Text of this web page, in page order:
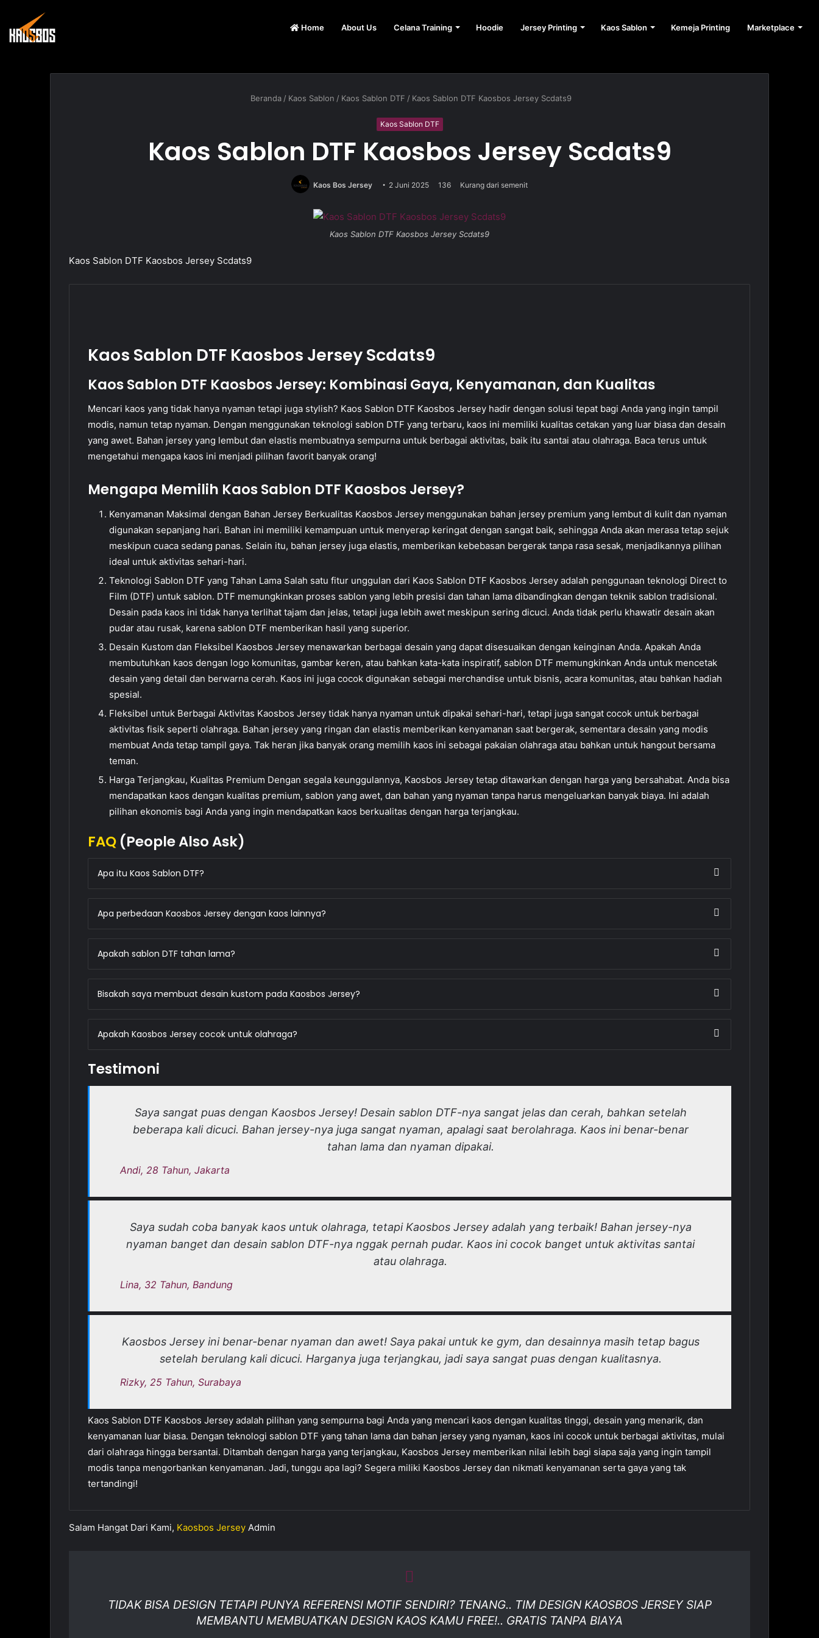
Home About Us Celana Training Hoodie Jersey Printing Kaos Sablon Kemeja Printing Marketplace
Beranda / Kaos Sablon / Kaos Sablon DTF / Kaos Sablon DTF Kaosbos Jersey Scdats9
Kaos Sablon DTF
Kaos Sablon DTF Kaosbos Jersey Scdats9
Kaos Bos Jersey 2 Juni 2025 136 Kurang dari semenit
Kaos Sablon DTF Kaosbos Jersey Scdats9
Kaos Sablon DTF Kaosbos Jersey Scdats9
Kaos Sablon DTF Kaosbos Jersey Scdats9
Kaos Sablon DTF Kaosbos Jersey: Kombinasi Gaya, Kenyamanan, dan Kualitas
Mencari kaos yang tidak hanya nyaman tetapi juga stylish? Kaos Sablon DTF Kaosbos Jersey hadir dengan solusi tepat bagi Anda yang ingin tampil
modis, namun tetap nyaman. Dengan menggunakan teknologi sablon DTF yang terbaru, kaos ini memiliki kualitas cetakan yang luar biasa dan desain
yang awet. Bahan jersey yang lembut dan elastis membuatnya sempurna untuk berbagai aktivitas, baik itu santai atau olahraga. Baca terus untuk
mengetahui mengapa kaos ini menjadi pilihan favorit banyak orang!
Mengapa Memilih Kaos Sablon DTF Kaosbos Jersey?
Kenyamanan Maksimal dengan Bahan Jersey Berkualitas Kaosbos Jersey menggunakan bahan jersey premium yang lembut di kulit dan nyaman
digunakan sepanjang hari. Bahan ini memiliki kemampuan untuk menyerap keringat dengan sangat baik, sehingga Anda akan merasa tetap sejuk
meskipun cuaca sedang panas. Selain itu, bahan jersey juga elastis, memberikan kebebasan bergerak tanpa rasa sesak, menjadikannya pilihan
ideal untuk aktivitas sehari-hari.
Teknologi Sablon DTF yang Tahan Lama Salah satu fitur unggulan dari Kaos Sablon DTF Kaosbos Jersey adalah penggunaan teknologi Direct to
Film (DTF) untuk sablon. DTF memungkinkan proses sablon yang lebih presisi dan tahan lama dibandingkan dengan teknik sablon tradisional.
Desain pada kaos ini tidak hanya terlihat tajam dan jelas, tetapi juga lebih awet meskipun sering dicuci. Anda tidak perlu khawatir desain akan
pudar atau rusak, karena sablon DTF memberikan hasil yang superior.
Desain Kustom dan Fleksibel Kaosbos Jersey menawarkan berbagai desain yang dapat disesuaikan dengan keinginan Anda. Apakah Anda
membutuhkan kaos dengan logo komunitas, gambar keren, atau bahkan kata-kata inspiratif, sablon DTF memungkinkan Anda untuk mencetak
desain yang detail dan berwarna cerah. Kaos ini juga cocok digunakan sebagai merchandise untuk bisnis, acara komunitas, atau bahkan hadiah
spesial.
Fleksibel untuk Berbagai Aktivitas Kaosbos Jersey tidak hanya nyaman untuk dipakai sehari-hari, tetapi juga sangat cocok untuk berbagai
aktivitas fisik seperti olahraga. Bahan jersey yang ringan dan elastis memberikan kenyamanan saat bergerak, sementara desain yang modis
membuat Anda tetap tampil gaya. Tak heran jika banyak orang memilih kaos ini sebagai pakaian olahraga atau bahkan untuk hangout bersama
teman.
Harga Terjangkau, Kualitas Premium Dengan segala keunggulannya, Kaosbos Jersey tetap ditawarkan dengan harga yang bersahabat. Anda bisa
mendapatkan kaos dengan kualitas premium, sablon yang awet, dan bahan yang nyaman tanpa harus mengeluarkan banyak biaya. Ini adalah
pilihan ekonomis bagi Anda yang ingin mendapatkan kaos berkualitas dengan harga terjangkau.
FAQ (People Also Ask)
Apa itu Kaos Sablon DTF?
Apa perbedaan Kaosbos Jersey dengan kaos lainnya?
Apakah sablon DTF tahan lama?
Bisakah saya membuat desain kustom pada Kaosbos Jersey?
Apakah Kaosbos Jersey cocok untuk olahraga?
Testimoni
Saya sangat puas dengan Kaosbos Jersey! Desain sablon DTF-nya sangat jelas dan cerah, bahkan setelah
beberapa kali dicuci. Bahan jersey-nya juga sangat nyaman, apalagi saat berolahraga. Kaos ini benar-benar
tahan lama dan nyaman dipakai.
Andi, 28 Tahun, Jakarta
Saya sudah coba banyak kaos untuk olahraga, tetapi Kaosbos Jersey adalah yang terbaik! Bahan jersey-nya
nyaman banget dan desain sablon DTF-nya nggak pernah pudar. Kaos ini cocok banget untuk aktivitas santai
atau olahraga.
Lina, 32 Tahun, Bandung
Kaosbos Jersey ini benar-benar nyaman dan awet! Saya pakai untuk ke gym, dan desainnya masih tetap bagus
setelah berulang kali dicuci. Harganya juga terjangkau, jadi saya sangat puas dengan kualitasnya.
Rizky, 25 Tahun, Surabaya
Kaos Sablon DTF Kaosbos Jersey adalah pilihan yang sempurna bagi Anda yang mencari kaos dengan kualitas tinggi, desain yang menarik, dan
kenyamanan luar biasa. Dengan teknologi sablon DTF yang tahan lama dan bahan jersey yang nyaman, kaos ini cocok untuk berbagai aktivitas, mulai
dari olahraga hingga bersantai. Ditambah dengan harga yang terjangkau, Kaosbos Jersey memberikan nilai lebih bagi siapa saja yang ingin tampil
modis tanpa mengorbankan kenyamanan. Jadi, tunggu apa lagi? Segera miliki Kaosbos Jersey dan nikmati kenyamanan serta gaya yang tak
tertandingi!
Salam Hangat Dari Kami, Kaosbos Jersey Admin
TIDAK BISA DESIGN TETAPI PUNYA REFERENSI MOTIF SENDIRI? TENANG.. TIM DESIGN KAOSBOS JERSEY SIAP
MEMBANTU MEMBUATKAN DESIGN KAOS KAMU FREE!.. GRATIS TANPA BIAYA